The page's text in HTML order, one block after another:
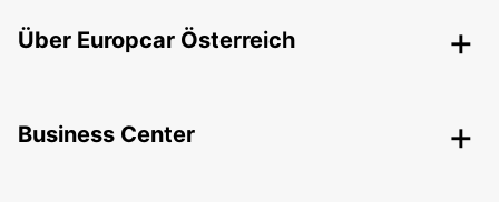
Über Europcar Österreich
Business Center